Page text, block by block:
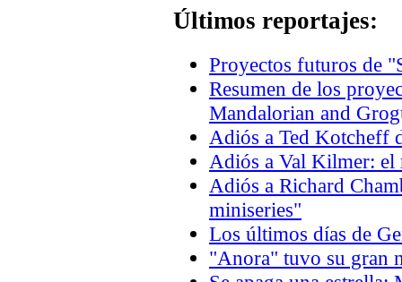
Últimos reportajes:
Proyectos futuros de
Resumen de los
Mandalorian and
Adiós a Ted Kotcheff
Adiós a Val Kilmer: el
Adiós a Richard
miniseries"
Los últimos días de
"Anora" tuvo su gran